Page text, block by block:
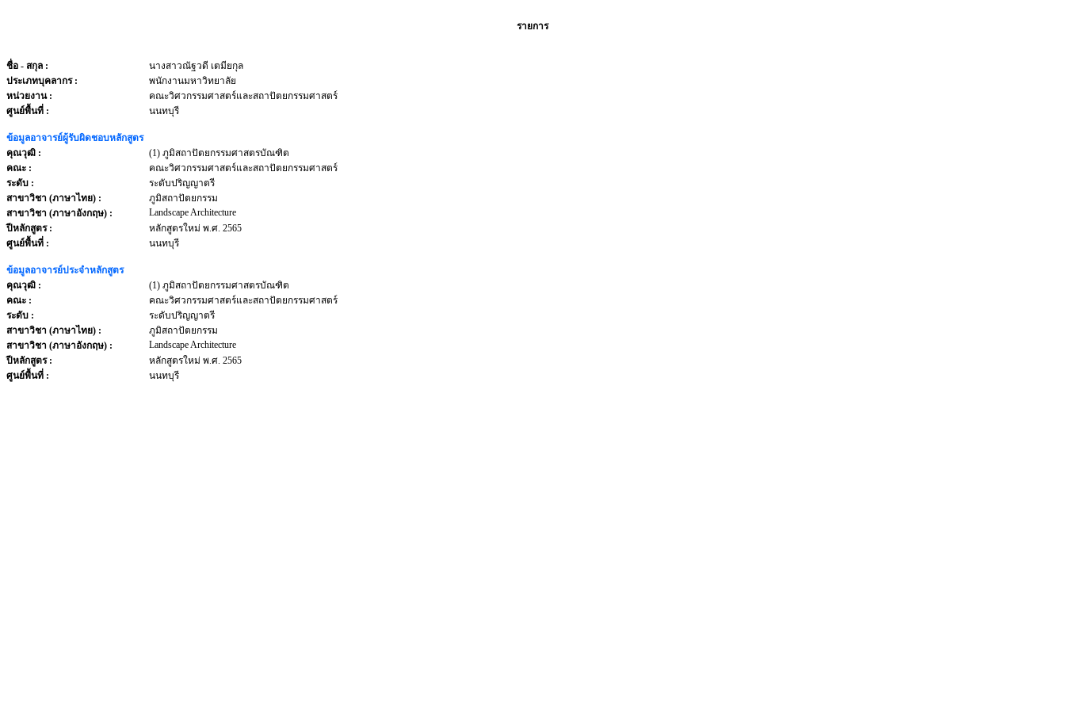
รายการ
ชื่อ - สกุล :
นางสาวณัฐวดี เตมียกุล
ประเภทบุคลากร :
พนักงานมหาวิทยาลัย
หน่วยงาน :
คณะวิศวกรรมศาสตร์และสถาปัตยกรรมศาสตร์
ศูนย์พื้นที่ :
นนทบุรี
ข้อมูลอาจารย์ผู้รับผิดชอบหลักสูตร
คุณวุฒิ :
(1) ภูมิสถาปัตยกรรมศาสตรบัณฑิต
คณะ :
คณะวิศวกรรมศาสตร์และสถาปัตยกรรมศาสตร์
ระดับ :
ระดับปริญญาตรี
สาขาวิชา (ภาษาไทย) :
ภูมิสถาปัตยกรรม
สาขาวิชา (ภาษาอังกฤษ) :
Landscape Architecture
ปีหลักสูตร :
หลักสูตรใหม่ พ.ศ. 2565
ศูนย์พื้นที่ :
นนทบุรี
ข้อมูลอาจารย์ประจำหลักสูตร
คุณวุฒิ :
(1) ภูมิสถาปัตยกรรมศาสตรบัณฑิต
คณะ :
คณะวิศวกรรมศาสตร์และสถาปัตยกรรมศาสตร์
ระดับ :
ระดับปริญญาตรี
สาขาวิชา (ภาษาไทย) :
ภูมิสถาปัตยกรรม
สาขาวิชา (ภาษาอังกฤษ) :
Landscape Architecture
ปีหลักสูตร :
หลักสูตรใหม่ พ.ศ. 2565
ศูนย์พื้นที่ :
นนทบุรี